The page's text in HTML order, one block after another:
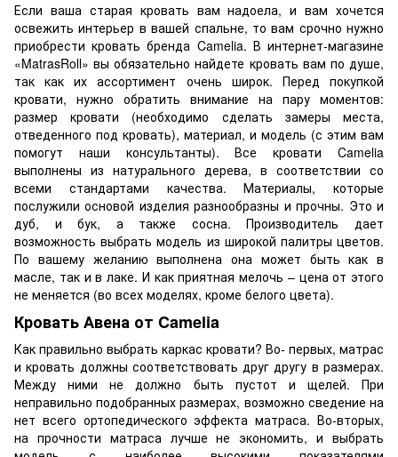
Если ваша старая кровать вам надоела, и вам хочется
освежить интерьер в вашей спальне, то вам срочно нужно
приобрести кровать бренда Camelia. В интернет-магазине
«MatrasRoll» вы обязательно найдете кровать вам по душе,
так как их ассортимент очень широк. Перед покупкой
кровати, нужно обратить внимание на пару моментов:
размер кровати (необходимо сделать замеры места,
отведенного под кровать), материал, и модель (с этим вам
помогут наши консультанты). Все кровати Camelia
выполнены из натурального дерева, в соответствии со
всеми стандартами качества. Материалы, которые
послужили основой изделия разнообразны и прочны. Это и
дуб, и бук, а также сосна. Производитель дает
возможность выбрать модель из широкой палитры цветов.
По вашему желанию выполнена она может быть как в
масле, так и в лаке. И как приятная мелочь – цена от этого
не меняется (во всех моделях, кроме белого цвета).
Кровать Авена от Camelia
Как правильно выбрать каркас кровати? Во- первых, матрас
и кровать должны соответствовать друг другу в размерах.
Между ними не должно быть пустот и щелей. При
неправильно подобранных размерах, возможно сведение на
нет всего ортопедического эффекта матраса. Во-вторых,
на прочности матраса лучше не экономить, и выбрать